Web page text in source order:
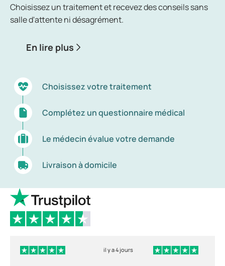
calvitie ou d’alopécie.
Choisissez un traitement et recevez des conseils sans
salle d'attente ni désagrément.
En lire plus
Choisissez votre traitement
Complétez un questionnaire médical
Le médecin évalue votre demande
Livraison à domicile
il y a 4 jours